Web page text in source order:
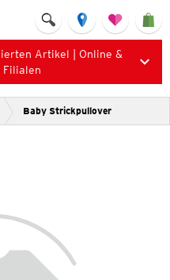
Artikel | Online &
Filialen
Baby Strickpullover